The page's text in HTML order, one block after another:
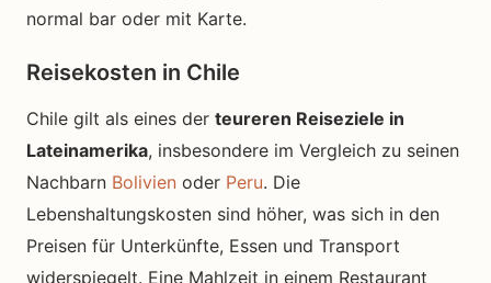
normal bar oder mit Karte.
Reisekosten in Chile
Chile gilt als eines der teureren Reiseziele in
Lateinamerika, insbesondere im Vergleich zu seinen
Nachbarn Bolivien oder Peru. Die
Lebenshaltungskosten sind höher, was sich in den
Preisen für Unterkünfte, Essen und Transport
widerspiegelt. Eine Mahlzeit in einem Restaurant